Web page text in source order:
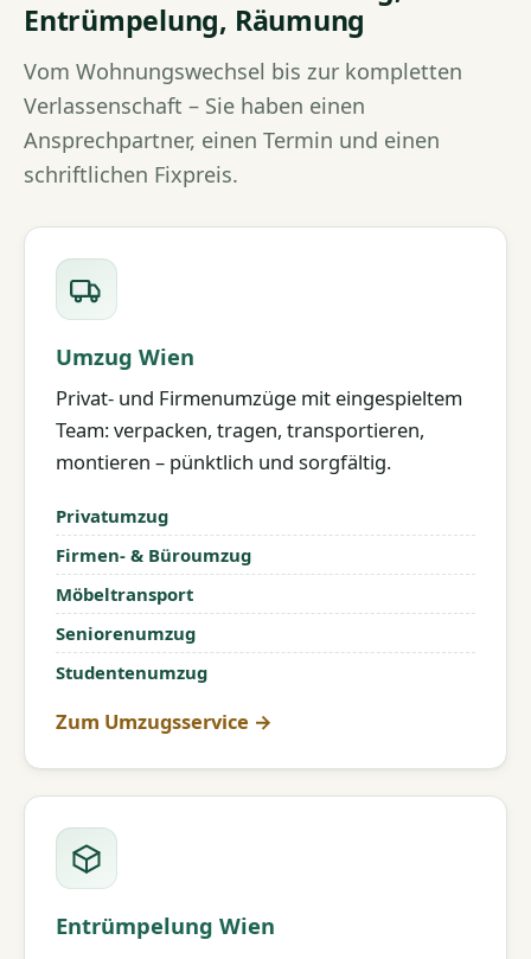
Entrümpelung, Räumung
Vom Wohnungswechsel bis zur kompletten
Verlassenschaft – Sie haben einen
Ansprechpartner, einen Termin und einen
schriftlichen Fixpreis.
Umzug Wien
Privat- und Firmenumzüge mit eingespieltem
Team: verpacken, tragen, transportieren,
montieren – pünktlich und sorgfältig.
Privatumzug
Firmen- & Büroumzug
Möbeltransport
Seniorenumzug
Studentenumzug
Zum Umzugsservice →
Entrümpelung Wien